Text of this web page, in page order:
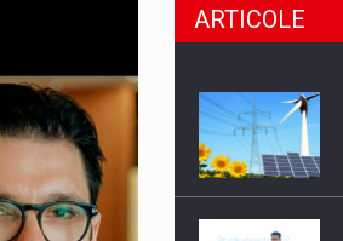
risca retragerea produselor din piata
ARTICOLE